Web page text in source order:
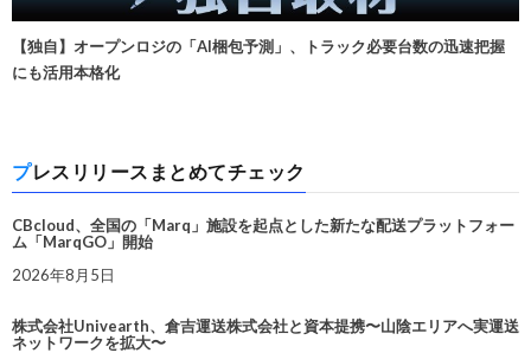
【独自】オープンロジの「AI梱包予測」、トラック必要台数の迅速把握
にも活用本格化
プレスリリースまとめてチェック
CBcloud、全国の「Marq」施設を起点とした新たな配送プラットフォー
ム「MarqGO」開始
2026年8月5日
株式会社Univearth、倉吉運送株式会社と資本提携〜山陰エリアへ実運送
ネットワークを拡大〜